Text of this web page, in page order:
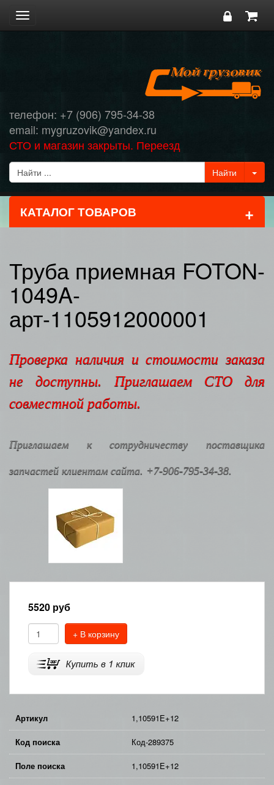
Toggle
navigation
телефон: +7 (906) 795-34-38
email: mygruzovik@yandex.ru
СТО и магазин закрыты. Переезд
КАТАЛОГ ТОВАРОВ +
Труба приемная FOTON-
1049A-
арт-1105912000001
Проверка наличия и стоимости заказа
не доступны. Приглашаем СТО для
совместной работы.
Приглашаем к сотрудничеству поставщика
запчастей клиентам сайта. +7-906-795-34-38.
5520 руб
+ В корзину
Артикул 1,10591E+12
Код поиска Код-289375
Поле поиска 1,10591E+12